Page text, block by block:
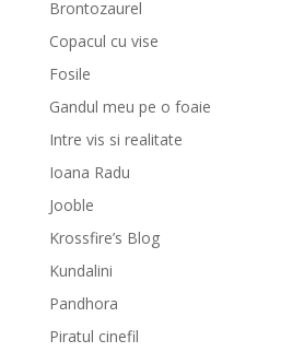
Brontozaurel
Copacul cu vise
Fosile
Gandul meu pe o foaie
Intre vis si realitate
Ioana Radu
Jooble
Krossfire’s Blog
Kundalini
Pandhora
Piratul cinefil